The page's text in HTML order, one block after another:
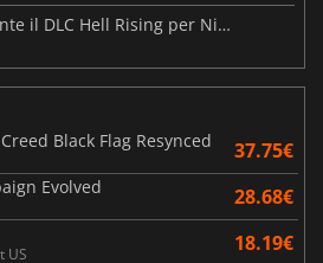
Annunciato ufficialmente il DLC Hell Rising per Nioh 3
Black Flag Resynced
37.75€
Evolved 28.68€
US 18.19€